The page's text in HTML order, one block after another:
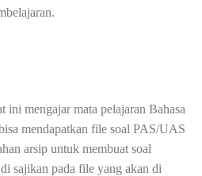
ini mengajar mata pelajaran Bahasa
mendapatkan file soal PAS/UAS
arsip untuk membuat soal
sajikan pada file yang akan di